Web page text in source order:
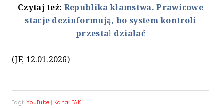
Czytaj też: Republika kłamstwa. Prawicowe
stacje dezinformują, bo system kontroli
przestał działać
(JF, 12.01.2026)
Tagi: YouTube | Kanał TAK